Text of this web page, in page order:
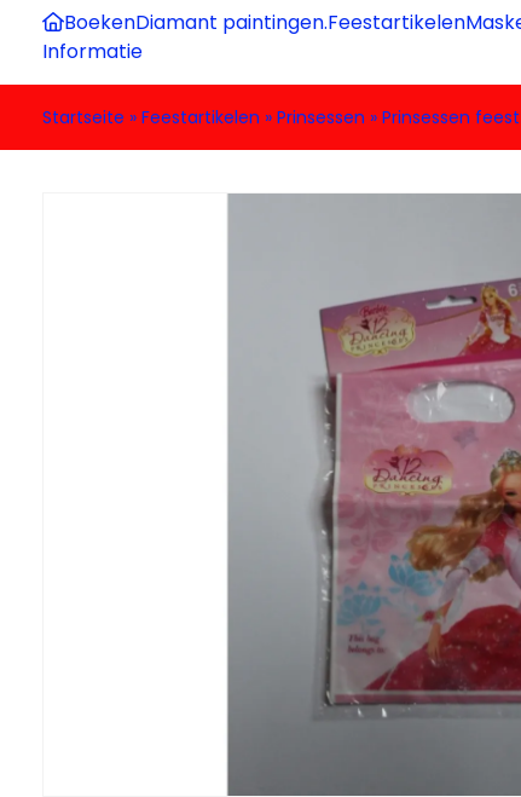
BoekenDiamant paintingen.Feestartikelen
Informatie
Startseite » Feestartikelen » Prinsessen » Prinsessen